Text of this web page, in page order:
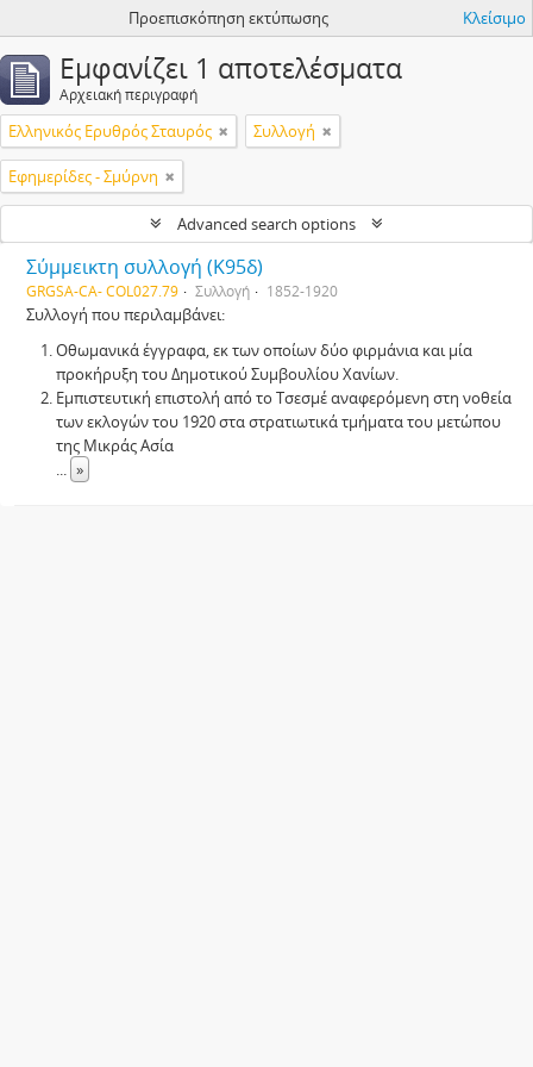
Προεπισκόπηση εκτύπωσης Κλείσιμο
Εμφανίζει 1 αποτελέσματα
Αρχειακή περιγραφή
Ελληνικός Ερυθρός Σταυρός Συλλογή
Εφημερίδες - Σμύρνη
Advanced search options
Σύμμεικτη συλλογή (Κ95δ)
GRGSA-CA- COL027.79 Συλλογή 1852-1920
Συλλογή που περιλαμβάνει:
Οθωμανικά έγγραφα, εκ των οποίων δύο φιρμάνια και μία
προκήρυξη του Δημοτικού Συμβουλίου Χανίων.
Εμπιστευτική επιστολή από το Τσεσμέ αναφερόμενη στη νοθεία
των εκλογών του 1920 στα στρατιωτικά τμήματα του μετώπου
της Μικράς Ασία
... »